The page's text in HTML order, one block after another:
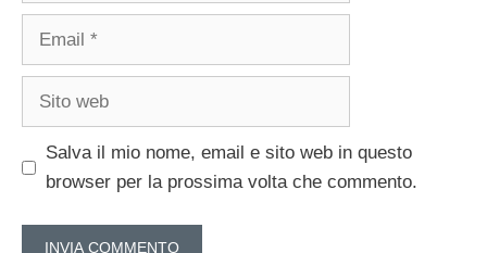
Email
Sito
Salva il mio nome, email e sito web in questo
browser per la prossima volta che commento.